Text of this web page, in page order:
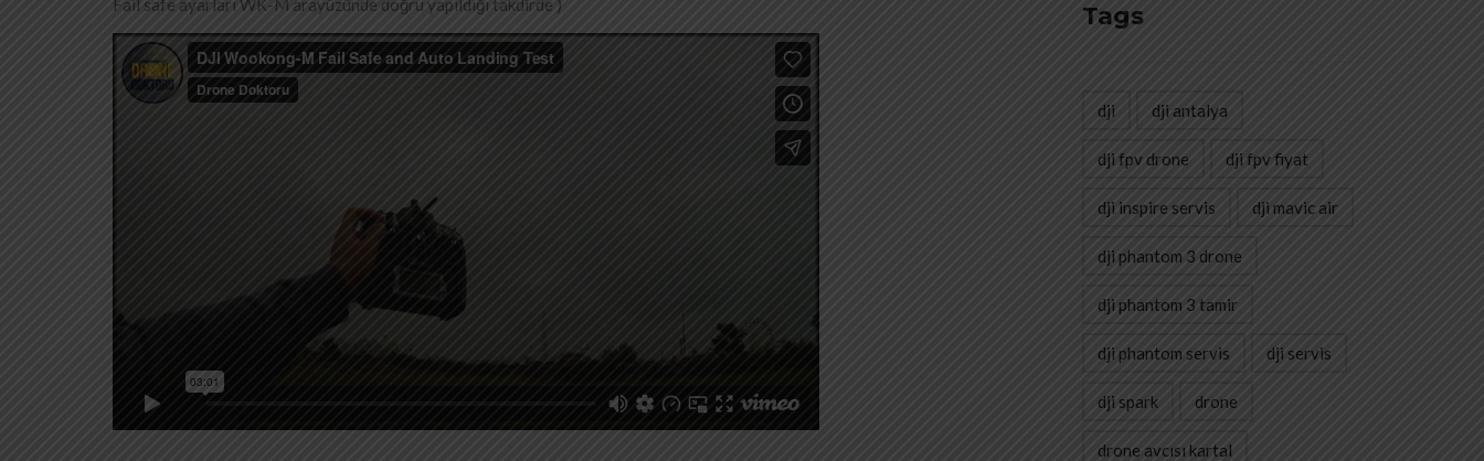
Fail safe ayarları WK-M arayüzünde doğru yapıldığı takdirde )
Tags
dji dji antalya
dji fpv drone dji fpv fiyat
dji inspire servis dji mavic air
dji phantom 3 drone
dji phantom 3 tamir
dji phantom servis dji servis
dji spark drone
drone avcısı kartal